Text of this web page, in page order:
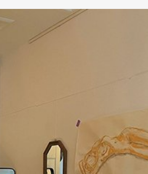
Art&Design Watch